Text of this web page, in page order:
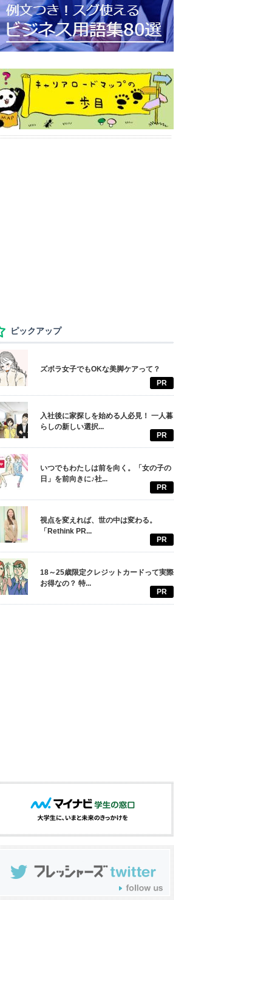
ピックアップ
ズボラ女子でもOKな美脚ケアって？
PR
入社後に家探しを始める人必見！ 一人暮
らしの新しい選択...
PR
いつでもわたしは前を向く。「女の子の
日」を前向きに♪社...
PR
視点を変えれば、世の中は変わる。
「Rethink PR...
PR
18～25歳限定クレジットカードって実際
お得なの？ 特...
PR